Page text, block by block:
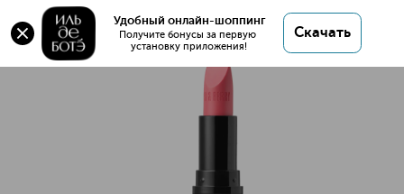
Удобный онлайн-шоппинг
Получите бонусы за первую
установку приложения!
Скачать
Оригинал 💯 Jamais Полупрозрачная губная
помада купить в интернет магазине ИЛЬ ДЕ
БОТЭ с доставкой.